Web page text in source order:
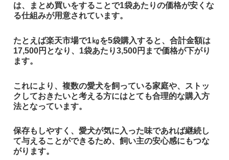
は、まとめ買いをすることで1袋あたりの価格が安くな
る仕組みが用意されています。
たとえば楽天市場で1㎏を5袋購入すると、合計金額は
17,500円となり、1袋あたり3,500円まで価格が下がり
ます。
これにより、複数の愛犬を飼っている家庭や、ストッ
クしておきたいと考える方にはとても合理的な購入方
法となっています。
保存もしやすく、愛犬が気に入った味であれば継続し
て与えることができるため、飼い主の安心感にもつな
がります。